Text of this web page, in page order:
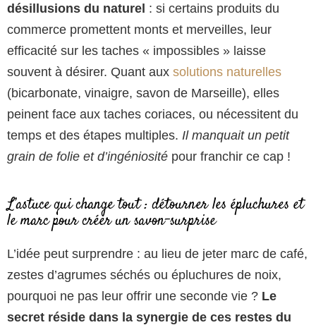
désillusions du naturel : si certains produits du
commerce promettent monts et merveilles, leur
efficacité sur les taches « impossibles » laisse
souvent à désirer. Quant aux solutions naturelles
(bicarbonate, vinaigre, savon de Marseille), elles
peinent face aux taches coriaces, ou nécessitent du
temps et des étapes multiples. Il manquait un petit
grain de folie et d’ingéniosité pour franchir ce cap !
L’astuce qui change tout : détourner les épluchures et
le marc pour créer un savon-surprise
L’idée peut surprendre : au lieu de jeter marc de café,
zestes d’agrumes séchés ou épluchures de noix,
pourquoi ne pas leur offrir une seconde vie ? Le
secret réside dans la synergie de ces restes du